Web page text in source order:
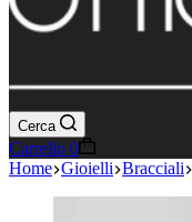
Cerca
Carrello 0
Home Gioielli Bracciali